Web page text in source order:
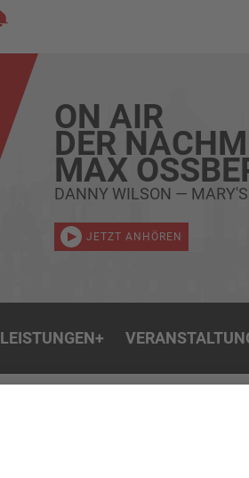
ON AIR
DER
MAX
DANNY WILSON — MARY'S
JETZT ANHÖREN
LEISTUNGEN+